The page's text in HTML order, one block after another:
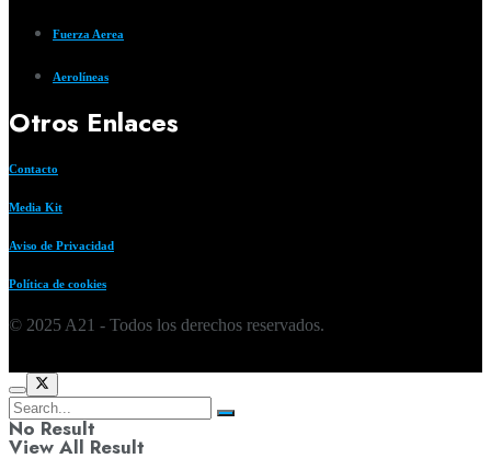
Fuerza Aerea
Aerolíneas
Otros Enlaces
Contacto
Media Kit
Aviso de Privacidad
Política de cookies
© 2025 A21 - Todos los derechos reservados.
No Result
View All Result